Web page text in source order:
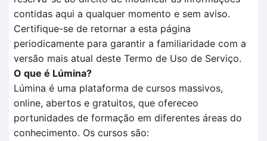
contidas aqui a qualquer momento e sem aviso.
Certifique-se de retornar a esta página
periodicamente para garantir a familiaridade com a
versão mais atual deste Termo de Uso de Serviço.
O que é Lúmina?
Lúmina é uma plataforma de cursos massivos,
online, abertos e gratuitos, que ofereceo
portunidades de formação em diferentes áreas do
conhecimento. Os cursos são: